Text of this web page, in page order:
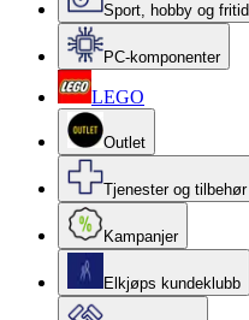
Sport, hobby og fritid
PC-komponenter
LEGO
Outlet
Tjenester og tilbehør
Kampanjer
Elkjøps kundeklubb